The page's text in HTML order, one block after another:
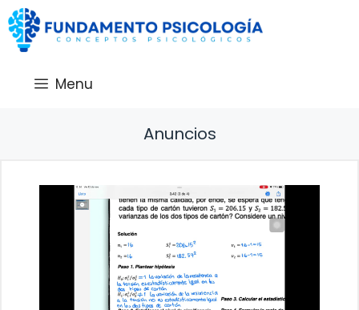
Saltar
al
contenido
Menu
Anuncios